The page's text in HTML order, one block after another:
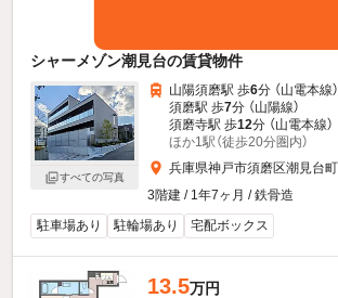
シャーメゾン潮見台の賃貸物件
すべての写真
山陽須磨駅 歩6分 （山電本線）
須磨駅 歩7分 （山陽線）
須磨寺駅 歩12分 （山電本線）
ほか1駅（徒歩20分圏内）
兵庫県神戸市須磨区潮見台
3階建 / 1年7ヶ月 / 鉄骨造
駐車場あり
駐輪場あり 宅配ボックス
13.5万円